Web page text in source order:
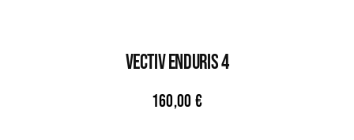
VECTIV ENDURIS 4
160,00 €